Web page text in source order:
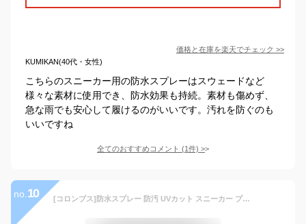
価格と在庫を楽天でチェック >>
KUMIKAN(40代・女性)
こちらのスニーカー用の防水スプレーはスウェードなど
様々な素材に使用でき、防水効果も持続。素材も傷めず、
急な雨でも安心して履けるのがいいです。汚れを防ぐのも
いいですね
全てのおすすめコメント (1件) >
no. 10 [コロンブス]防水スプレー 防汚 UVカット スニーカー プロテクトスプレー 180ml